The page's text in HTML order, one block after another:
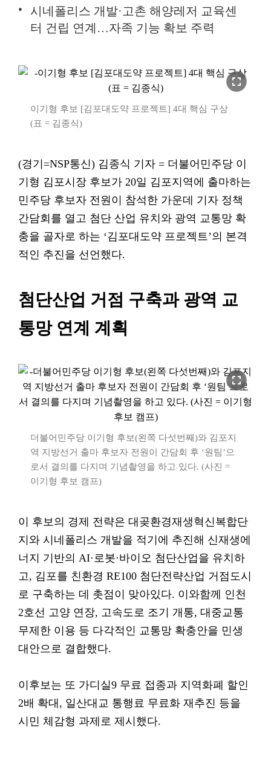
시네폴리스 개발·고촌 해양레저 교육센
터 건립 연계…자족 기능 확보 주력
fullscreen
이기형 후보 [김포대도약 프로젝트] 4대 핵심 구상
(표 = 김종식)
(경기=NSP통신) 김종식 기자 = 더불어민주당 이
기형 김포시장 후보가 20일 김포지역에 출마하는
민주당 후보자 전원이 참석한 가운데 기자 정책
간담회를 열고 첨단 산업 유치와 광역 교통망 확
충을 골자로 하는 ‘김포대도약 프로젝트’의 본격
적인 추진을 선언했다.
첨단산업 거점 구축과 광역 교
통망 연계 계획
fullscreen
더불어민주당 이기형 후보(왼쪽 다섯번째)와 김포지
역 지방선거 출마 후보자 전원이 간담회 후 ‘원팀’으
로서 결의를 다지며 기념촬영을 하고 있다. (사진 =
이기형 후보 캠프)
이 후보의 경제 전략은 대곶환경재생혁신복합단
지와 시네폴리스 개발을 적기에 추진해 신재생에
너지 기반의 AI·로봇·바이오 첨단산업을 유치하
고, 김포를 친환경 RE100 첨단전략산업 거점도시
로 구축하는 데 촛점이 맞아있다. 이와함께 인천
2호선 고양 연장, 고속도로 조기 개통, 대중교통
무제한 이용 등 다각적인 교통망 확충안을 민생
대안으로 결합했다.
이후보는 또 가디실9 무료 접종과 지역화폐 할인
2배 확대, 일산대교 통행료 무료화 재추진 등을
시민 체감형 과제로 제시했다.